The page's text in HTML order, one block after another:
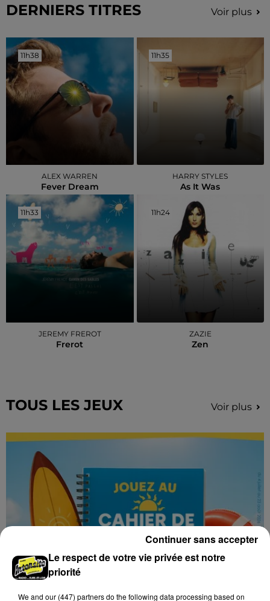
DERNIERS TITRES Voir plus
11h38
11h38
ALEX WARREN
Fever Dream
11h35
11h35
HARRY STYLES
As It Was
11h33
11h33
JEREMY FREROT
Frerot
11h24
11h24
ZAZIE
Zen
TOUS LES JEUX Voir plus
Le respect de votre vie privée est notre
priorité
We and our (447) partnersdo the following data processing based on
Continuer sans accepter